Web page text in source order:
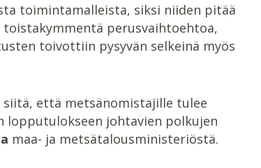
toimintamalleista, siksi niiden pitää
perusvaihtoehtoa,
toivottiin pysyvän selkeinä myös
siitä, että metsänomistajille tulee
lopputulokseen johtavien polkujen
maa- ja metsätalousministeriöstä.